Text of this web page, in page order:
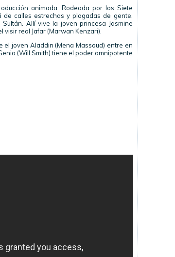
animada. Rodeada por los Siete
calles estrechas y plagadas de gente,
Allí vive la joven princesa Jasmine
visir real Jafar (Marwan Kenzari).
el joven Aladdin (Mena Massoud) entre en
(Will Smith) tiene el poder omnipotente